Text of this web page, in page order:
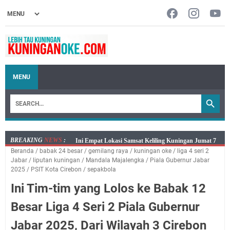
MENU
BREAKING NEWS :
Jumat 7 Agustus 2026 Mobil SIM Keliling Ada di
Kecamatan Sindangagung
Embun Pagi Jumat 8 Agustus 2026: Jika Keberkahan
Kelaparan Meskipun Memiliki Sekarung Penuh Uang
Salat Lima Waktu itu Bukan Cuma Kewajiban, Tapi
Beranda / babak 24 besar / gemilang raya / kuningan oke / liga 4 seri 2
Jabar / liputan kuningan / Mandala Majalengka / Piala Gubernur Jabar
2025 / PSIT Kota Cirebon / sepakbola
Ini Tim-tim yang Lolos ke Babak 12
Besar Liga 4 Seri 2 Piala Gubernur
Jabar 2025, Dari Wilayah 3 Cirebon